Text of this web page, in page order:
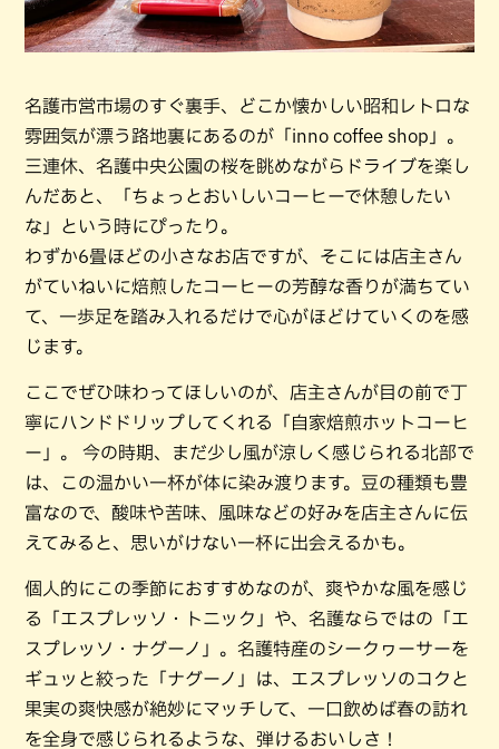
名護市営市場のすぐ裏手、どこか懐かしい昭和レトロな
雰囲気が漂う路地裏にあるのが「inno coffee shop」。
三連休、名護中央公園の桜を眺めながらドライブを楽し
んだあと、「ちょっとおいしいコーヒーで休憩したい
な」という時にぴったり。
わずか6畳ほどの小さなお店ですが、そこには店主さん
がていねいに焙煎したコーヒーの芳醇な香りが満ちてい
て、一歩足を踏み入れるだけで心がほどけていくのを感
じます。
ここでぜひ味わってほしいのが、店主さんが目の前で丁
寧にハンドドリップしてくれる「自家焙煎ホットコーヒ
ー」。 今の時期、まだ少し風が涼しく感じられる北部で
は、この温かい一杯が体に染み渡ります。豆の種類も豊
富なので、酸味や苦味、風味などの好みを店主さんに伝
えてみると、思いがけない一杯に出会えるかも。
個人的にこの季節におすすめなのが、爽やかな風を感じ
る「エスプレッソ・トニック」や、名護ならではの「エ
スプレッソ・ナグーノ」。名護特産のシークヮーサーを
ギュッと絞った「ナグーノ」は、エスプレッソのコクと
果実の爽快感が絶妙にマッチして、一口飲めば春の訪れ
を全身で感じられるような、弾けるおいしさ！